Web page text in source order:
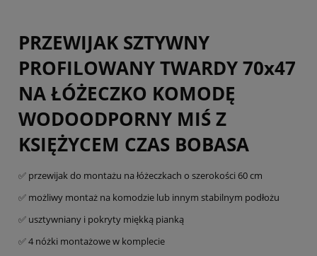
PRZEWIJAK SZTYWNY
PROFILOWANY TWARDY 70x47
NA ŁÓŻECZKO KOMODĘ
WODOODPORNY MIŚ Z
KSIĘŻYCEM CZAS BOBASA
✅ przewijak do montażu na łóżeczkach o szerokości 60 cm
✅ możliwy montaż na komodzie lub innym stabilnym podłożu
✅ usztywniany i pokryty miękką pianką
✅ 4 nóżki montażowe w komplecie